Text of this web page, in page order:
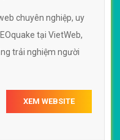
chuyên nghiệp, uy
tại VietWeb,
trải nghiệm người
XEM WEBSITE